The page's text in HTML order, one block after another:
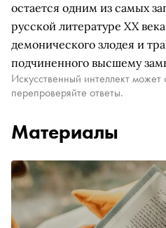
остается одним из самых
русской литературе XX
демонического злодея и
подчиненного высшему
Искусственный интеллект
перепроверяйте ответы.
Материалы